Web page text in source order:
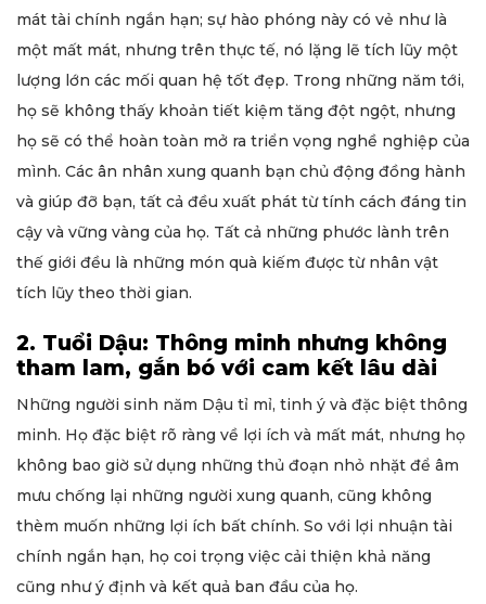
mát tài chính ngắn hạn; sự hào phóng này có vẻ như là
một mất mát, nhưng trên thực tế, nó lặng lẽ tích lũy một
lượng lớn các mối quan hệ tốt đẹp. Trong những năm tới,
họ sẽ không thấy khoản tiết kiệm tăng đột ngột, nhưng
họ sẽ có thể hoàn toàn mở ra triển vọng nghề nghiệp của
mình. Các ân nhân xung quanh bạn chủ động đồng hành
và giúp đỡ bạn, tất cả đều xuất phát từ tính cách đáng tin
cậy và vững vàng của họ. Tất cả những phước lành trên
thế giới đều là những món quà kiếm được từ nhân vật
tích lũy theo thời gian.
2. Tuổi Dậu: Thông minh nhưng không
tham lam, gắn bó với cam kết lâu dài
Những người sinh năm Dậu tỉ mỉ, tinh ý và đặc biệt thông
minh. Họ đặc biệt rõ ràng về lợi ích và mất mát, nhưng họ
không bao giờ sử dụng những thủ đoạn nhỏ nhặt để âm
mưu chống lại những người xung quanh, cũng không
thèm muốn những lợi ích bất chính. So với lợi nhuận tài
chính ngắn hạn, họ coi trọng việc cải thiện khả năng
cũng như ý định và kết quả ban đầu của họ.